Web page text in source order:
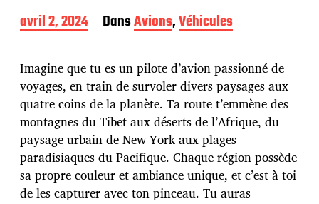
D
a
e
d
e
p
u
b
l
i
c
a
avril 2, 2024 DansAvions,Véhicules
Imagine que tu es un pilote d’avion passionné de
voyages, en train de survoler divers paysages aux
quatre coins de la planète. Ta route t’emmène des
montagnes du Tibet aux déserts de l’Afrique, du
paysage urbain de New York aux plages
paradisiaques du Pacifique. Chaque région possède
sa propre couleur et ambiance unique, et c’est à toi
de les capturer avec ton pinceau. Tu auras